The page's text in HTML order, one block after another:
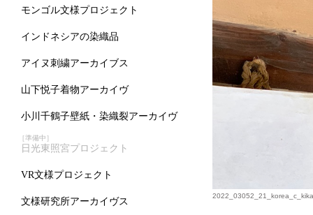
モンゴル文様プロジェクト
インドネシアの染織品
アイヌ刺繍アーカイブス
山下悦子着物アーカイヴ
小川千鶴子壁紙・染織裂アーカイヴ
［準備中］
日光東照宮プロジェクト
VR文様プロジェクト
文様研究所アーカイヴス